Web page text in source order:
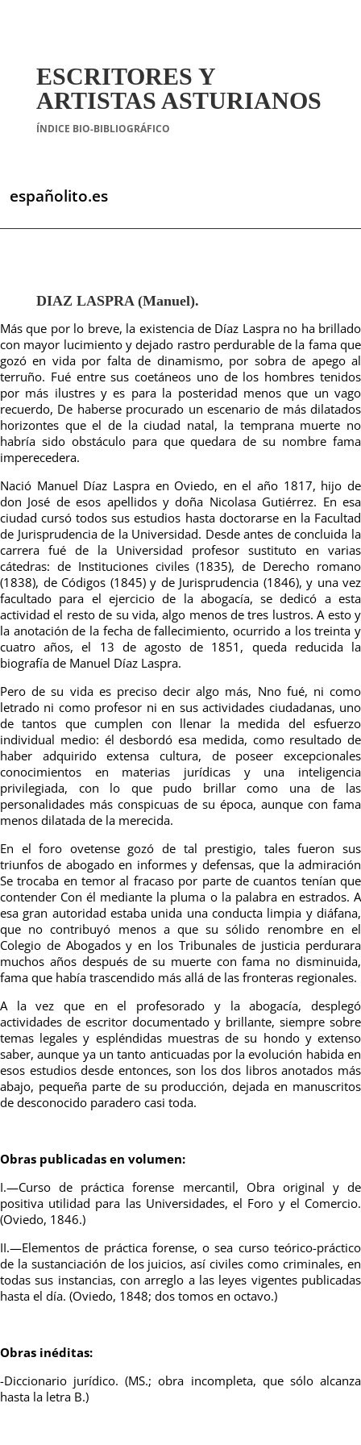
ESCRITORES Y
ARTISTAS ASTURIANOS
ÍNDICE BIO-BIBLIOGRÁFICO
españolito.es
DIAZ LASPRA (Manuel).
Más que por lo breve, la existencia de Díaz Laspra no ha brillado
con mayor lucimiento y dejado rastro perdurable de la fama que
gozó en vida por falta de dinamismo, por sobra de apego al
terruño. Fué entre sus coetáneos uno de los hombres tenidos
por más ilustres y es para la posteridad menos que un vago
recuerdo, De haberse procurado un escenario de más dilatados
horizontes que el de la ciudad natal, la temprana muerte no
habría sido obstáculo para que quedara de su nombre fama
imperecedera.
Nació Manuel Díaz Laspra en Oviedo, en el año 1817, hijo de
don José de esos apellidos y doña Nicolasa Gutiérrez. En esa
ciudad cursó todos sus estudios hasta doctorarse en la Facultad
de Jurisprudencia de la Universidad. Desde antes de concluida la
carrera fué de la Universidad profesor sustituto en varias
cátedras: de Instituciones civiles (1835), de Derecho romano
(1838), de Códigos (1845) y de Jurisprudencia (1846), y una vez
facultado para el ejercicio de la abogacía, se dedicó a esta
actividad el resto de su vida, algo menos de tres lustros. A esto y
la anotación de la fecha de fallecimiento, ocurrido a los treinta y
cuatro años, el 13 de agosto de 1851, queda reducida la
biografía de Manuel Díaz Laspra.
Pero de su vida es preciso decir algo más, Nno fué, ni como
letrado ni como profesor ni en sus actividades ciudadanas, uno
de tantos que cumplen con llenar la medida del esfuerzo
individual medio: él desbordó esa medida, como resultado de
haber adquirido extensa cultura, de poseer excepcionales
conocimientos en materias jurídicas y una inteligencia
privilegiada, con lo que pudo brillar como una de las
personalidades más conspicuas de su época, aunque con fama
menos dilatada de la merecida.
En el foro ovetense gozó de tal prestigio, tales fueron sus
triunfos de abogado en informes y defensas, que la admiración
Se trocaba en temor al fracaso por parte de cuantos tenían que
contender Con él mediante la pluma o la palabra en estrados. A
esa gran autoridad estaba unida una conducta limpia y diáfana,
que no contribuyó menos a que su sólido renombre en el
Colegio de Abogados y en los Tribunales de justicia perdurara
muchos años después de su muerte con fama no disminuida,
fama que había trascendido más allá de las fronteras regionales.
A la vez que en el profesorado y la abogacía, desplegó
actividades de escritor documentado y brillante, siempre sobre
temas legales y espléndidas muestras de su hondo y extenso
saber, aunque ya un tanto anticuadas por la evolución habida en
esos estudios desde entonces, son los dos libros anotados más
abajo, pequeña parte de su producción, dejada en manuscritos
de desconocido paradero casi toda.
Obras publicadas en volumen:
I.—Curso de práctica forense mercantil, Obra original y de
positiva utilidad para las Universidades, el Foro y el Comercio.
(Oviedo, 1846.)
II.—Elementos de práctica forense, o sea curso teórico-práctico
de la sustanciación de los juicios, así civiles como criminales, en
todas sus instancias, con arreglo a las leyes vigentes publicadas
hasta el día. (Oviedo, 1848; dos tomos en octavo.)
Obras inéditas:
-Diccionario jurídico. (MS.; obra incompleta, que sólo alcanza
hasta la letra B.)